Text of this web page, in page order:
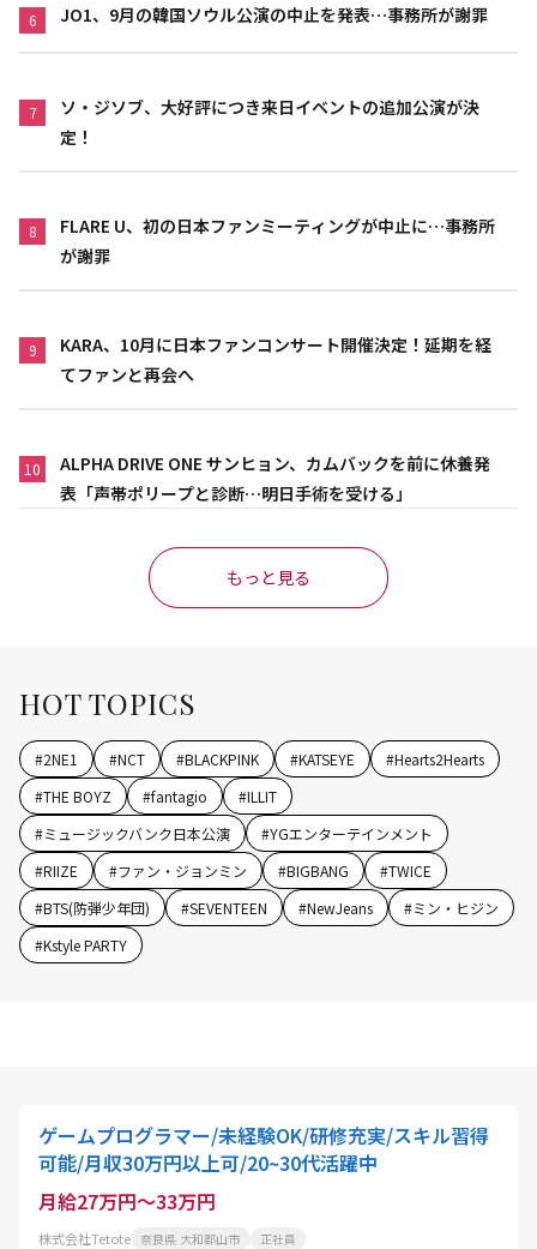
6 JO1、9月の韓国ソウル公演の中止を発表…事務所が謝罪
7
ソ・ジソブ、大好評につき来日イベントの追加公演が決
定！
8
FLARE U、初の日本ファンミーティングが中止に…事務所
が謝罪
9
KARA、10月に日本ファンコンサート開催決定！延期を経
てファンと再会へ
10
ALPHA DRIVE ONE サンヒョン、カムバックを前に休養発
表「声帯ポリープと診断…明日手術を受ける」
もっと見る
HOT TOPICS
#2NE1 #NCT #BLACKPINK #KATSEYE #Hearts2Hearts
#THE BOYZ #fantagio #ILLIT
#ミュージックバンク日本公演 #YGエンターテインメント
#RIIZE #ファン・ジョンミン #BIGBANG #TWICE
#BTS(防弾少年団) #SEVENTEEN #NewJeans #ミン・ヒジン
#Kstyle PARTY
ゲームプログラマー/未経験OK/研修充実/スキル習得
可能/月収30万円以上可/20~30代活躍中
月給27万円～33万円
株式会社Tetote 奈良県 大和郡山市 正社員